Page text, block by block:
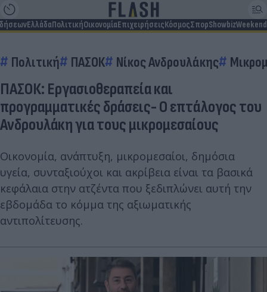
ΕλλάδαΠολιτικήΟικονομίαΕπιχειρήσειςΚόσμοςΣπορShowbizWeekend
Πολιτική ΠΑΣΟΚ Νίκος Ανδρουλάκης
ΠΑΣΟΚ: Εργασιοθεραπεία και
προγραμματικές δράσεις- Ο επτάλογος του
Ανδρουλάκη για τους μικρομεσαίους
Οικονομία, ανάπτυξη, μικρομεσαίοι, δημόσια
υγεία, συνταξιούχοι και ακρίβεια είναι τα βασικά
κεφάλαια στην ατζέντα που ξεδιπλώνει αυτή την
εβδομάδα το κόμμα της αξιωματικής
αντιπολίτευσης.